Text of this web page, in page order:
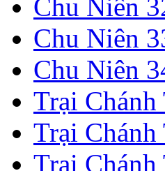
Chu Niên
Chu Niên
Chu Niên
Trại Chánh
Trại Chánh
Trại Chánh